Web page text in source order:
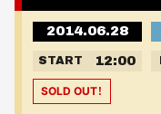
2014.06.28
START 12:00
SOLD OUT！